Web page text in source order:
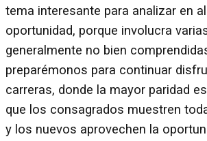
tema interesante para analizar en
oportunidad, porque involucra
generalmente no bien
preparémonos para continuar
carreras, donde la mayor paridad
que los consagrados muestren
y los nuevos aprovechen la